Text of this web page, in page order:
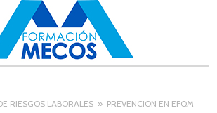
RIESGOS LABORALES
PREVENCION EN EFQM